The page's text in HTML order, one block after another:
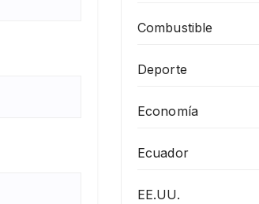
Combustible
Deporte
Economía
Ecuador
EE.UU.